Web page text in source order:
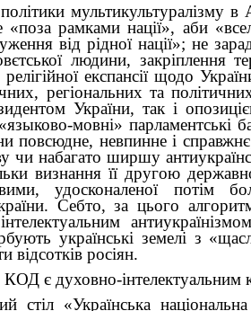
мультикультуралізму
«поза рамками нації», аби
від рідної нації»; не
людини, закріплення
експансії щодо
регіональних та
України, так і
мовні» парламентські
повсюдне, невпинне і
чи набагато ширшу
визнання її другою
удосконаленої потім
Себто, за цього
українські земелі з
відсотків росіян.
є духовно-інтелектуальним
стіл «Українська